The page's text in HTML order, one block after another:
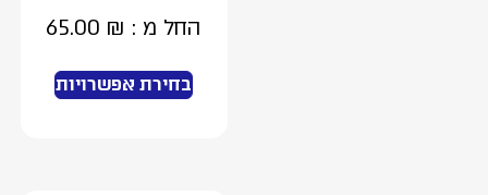
החל מ : 65.00₪
בחירת אפשרויות